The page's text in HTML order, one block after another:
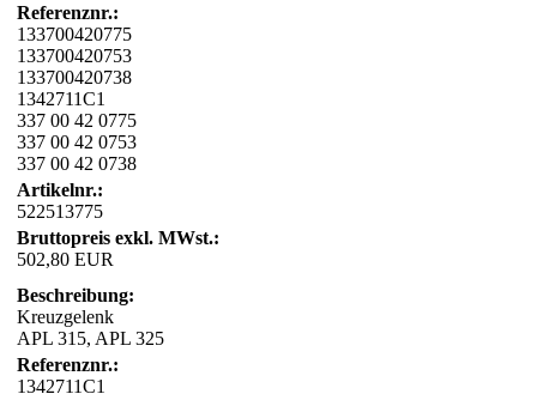
Referenznr.:
133700420775
133700420753
133700420738
1342711C1
337 00 42 0775
337 00 42 0753
337 00 42 0738
Artikelnr.:
522513775
Bruttopreis exkl. MWst.:
502,80 EUR
Beschreibung:
Kreuzgelenk
APL 315, APL 325
Referenznr.:
1342711C1